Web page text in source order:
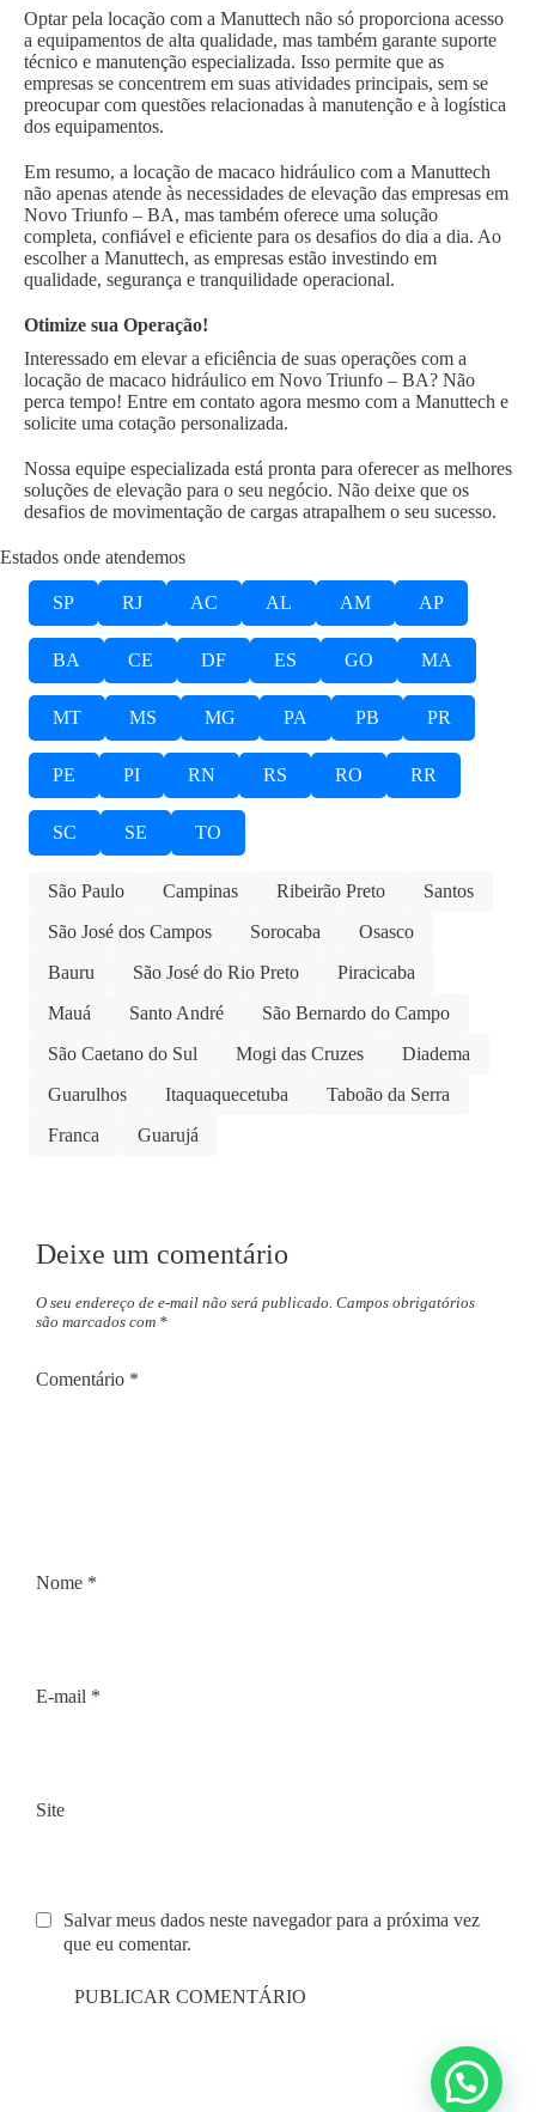
Optar pela locação com a Manuttech não só proporciona acesso
a equipamentos de alta qualidade, mas também garante suporte
técnico e manutenção especializada. Isso permite que as
empresas se concentrem em suas atividades principais, sem se
preocupar com questões relacionadas à manutenção e à logística
dos equipamentos.
Em resumo, a locação de macaco hidráulico com a Manuttech
não apenas atende às necessidades de elevação das empresas em
Novo Triunfo – BA, mas também oferece uma solução
completa, confiável e eficiente para os desafios do dia a dia. Ao
escolher a Manuttech, as empresas estão investindo em
qualidade, segurança e tranquilidade operacional.
Otimize sua Operação!
Interessado em elevar a eficiência de suas operações com a
locação de macaco hidráulico em Novo Triunfo – BA? Não
perca tempo! Entre em contato agora mesmo com a Manuttech e
solicite uma cotação personalizada.
Nossa equipe especializada está pronta para oferecer as melhores
soluções de elevação para o seu negócio. Não deixe que os
desafios de movimentação de cargas atrapalhem o seu sucesso.
Estados onde atendemos
SP RJ AC AL AM AP
BA CE DF ES GO MA
MT MS MG PA PB PR
PE PI RN RS RO RR
SC SE TO
São Paulo Campinas Ribeirão Preto
Santos
São José dos Campos
Sorocaba
Osasco
Bauru
São José do Rio Preto
Piracicaba
Mauá
Santo André
São Bernardo do Campo
São Caetano do Sul
Mogi das Cruzes
Diadema
Guarulhos
Itaquaquecetuba
Taboão da Serra
Franca
Guarujá
Deixe um comentário
O seu endereço de e-mail não será publicado. Campos obrigatórios
são marcados com *
Comentário *
Nome *
E-mail *
Site
Salvar meus dados neste navegador para a próxima vez
que eu comentar.